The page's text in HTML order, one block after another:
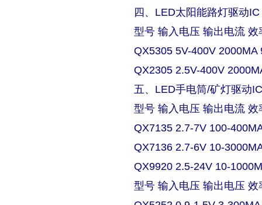
四、LED太阳能路灯驱动IC
型号 输入电压 输出电流 效
QX5305 5V-400V 2000MA
QX2305 2.5V-400V
五、LED手电筒/矿灯驱动
型号 输入电压 输出电流 效
QX7135 2.7-7V 100-
QX7136 2.7-6V 10-
QX9920 2.5-24V 10-
型号 输入电压 输出电压 效